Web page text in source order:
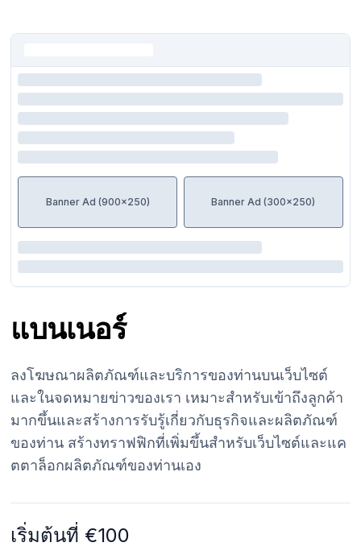
Banner Ad (900x250) Banner Ad (300x250)
แบนเนอร์
ลงโฆษณาผลิตภัณฑ์และบริการของท่านบนเว็บไซต์
และในจดหมายข่าวของเรา เหมาะสำหรับเข้าถึงลูกค้า
มากขึ้นและสร้างการรับรู้เกี่ยวกับธุรกิจและผลิตภัณฑ์
ของท่าน สร้างทราฟฟิกที่เพิ่มขึ้นสำหรับเว็บไซต์และแค
ตตาล็อกผลิตภัณฑ์ของท่านเอง
เริ่มต้นที่ €100